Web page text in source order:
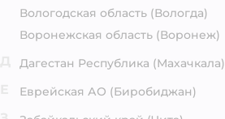
Вологодская область (Вологда)
Воронежская область (Воронеж)
Дагестан Республика (Махачкала)
Еврейская АО (Биробиджан)